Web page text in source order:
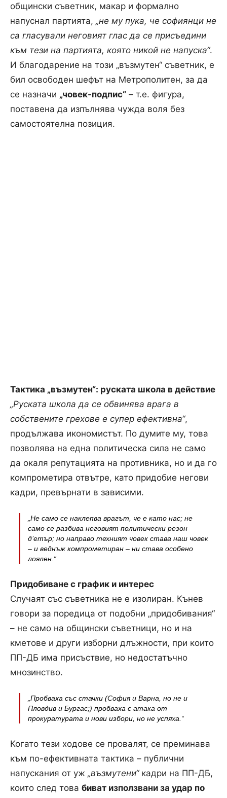
общински съветник, макар и формално
напуснал партията, „не му пука, че софиянци не
са гласували неговият глас да се присъедини
към тези на партията, която никой не напуска“.
И благодарение на този „възмутен“ съветник, е
бил освободен шефът на Метрополитен, за да
се назначи „човек-подпис“ – т.е. фигура,
поставена да изпълнява чужда воля без
самостоятелна позиция.
Тактика „възмутен“: руската школа в действие
„Руската школа да се обвинява врага в
собствените грехове е супер ефективна“,
продължава икономистът. По думите му, това
позволява на една политическа сила не само
да окаля репутацията на противника, но и да го
компрометира отвътре, като придобие негови
кадри, превърнати в зависими.
„Не само се наклепва врагът, че е като нас; не
само се разбива неговият политически резон
д’етър; но направо техният човек става наш човек
– и веднъж компрометиран – ни става особено
лоялен.“
Придобиване с график и интерес
Случаят със съветника не е изолиран. Кънев
говори за поредица от подобни „придобивания“
– не само на общински съветници, но и на
кметове и други изборни длъжности, при които
ПП-ДБ има присъствие, но недостатъчно
мнозинство.
„Пробваха със стачки (София и Варна, но не и
Пловдив и Бургас;) пробваха с атака от
прокуратурата и нови избори, но не успяха.“
Когато тези ходове се провалят, се преминава
към по-ефективната тактика – публични
напускания от уж „възмутени“кадри на ПП-ДБ,
които след това биват използвани за удар по